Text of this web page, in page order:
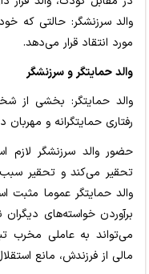
والد سرزنشگر: حالتی که
مورد انتقاد قرار می‌دهد.
والد حمایتگر و سرزنشگر
والد حمایتگر: بخشی از
رفتاری حمایتگرانه و مهربان
حضور والد سرزنشگر لازم
تحقیر می‌کند و تحقیر
والد حمایتگر عموما مثبت
برآوردن خواسته‌های
می‌تواند به عاملی مخرب
مالی از فرزندش، مانع